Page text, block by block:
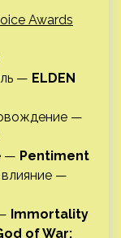
Awards
— ELDEN
—
— Pentiment
влияние —
Immortality
of War: